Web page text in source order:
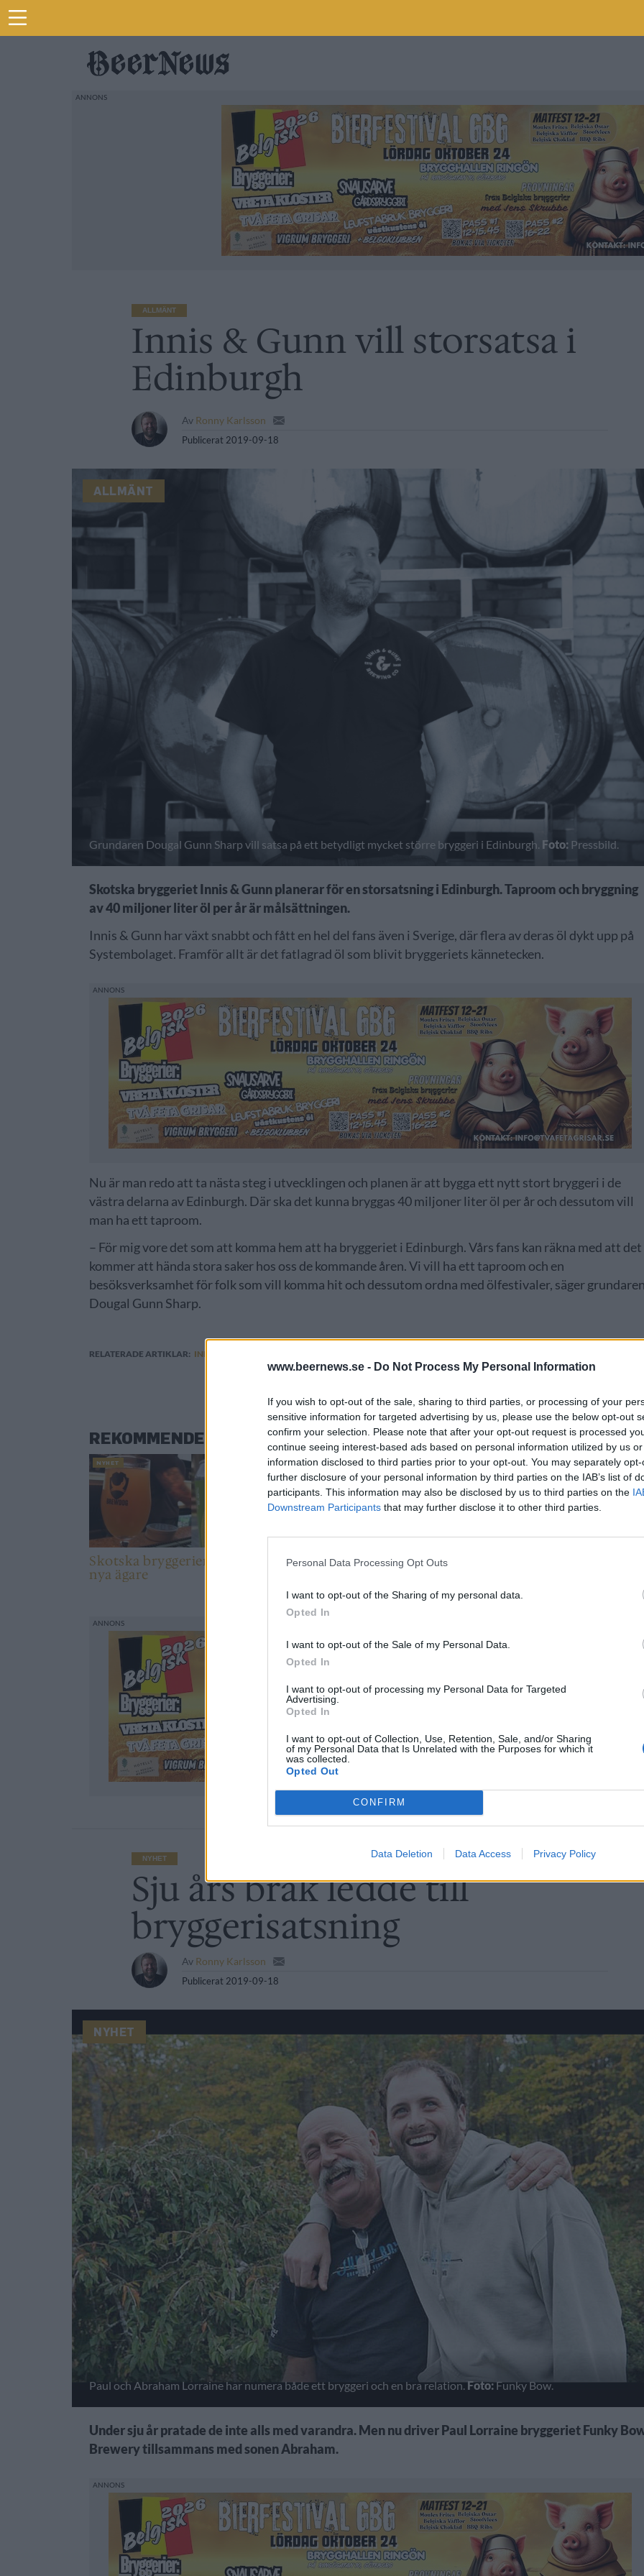
www.beernews.se - Do Not Process My Personal Information
If you wish to opt-out of the sale, sharing to third parties, or processing of your
sensitive information for targeted advertising by us, please use the below opt-out
confirm your selection. Please note that after your opt-out request is processed
continue seeing interest-based ads based on personal information utilized by us
information disclosed to third parties prior to your opt-out. You may separately
further disclosure of your personal information by third parties on the IAB’s list of
participants. This information may also be disclosed by us to third parties on the
Downstream Participants that may further disclose it to other third parties.
Personal Data Processing Opt Outs
I want to opt-out of the Sharing of my personal data.
Opted In
I want to opt-out of the Sale of my Personal Data.
Opted In
I want to opt-out of processing my Personal Data for Targeted
Advertising.
Opted In
I want to opt-out of Collection, Use, Retention, Sale, and/or Sharing
of my Personal Data that Is Unrelated with the Purposes for which it
was collected.
Opted Out
CONFIRM
Data Deletion Data Access Privacy Policy
ALLMÄNT
Innis & Gunn vill storsatsa i
Edinburgh
Av Ronny Karlsson
Publicerat 2019-09-18
ALLMÄNT
Grundaren Dougal Gunn Sharp vill satsa på ett betydligt mycket större bryggeri i Edinburgh. Foto: Pressbild.
Skotska bryggeriet Innis & Gunn planerar för en storsatsning i Edinburgh. Taproom och bryggning
av 40 miljoner liter öl per år är målsättningen.
Innis & Gunn har växt snabbt och fått en hel del fans även i Sverige, där flera av deras öl dykt upp på
Systembolaget. Framför allt är det fatlagrad öl som blivit bryggeriets kännetecken.
Nu är man redo att ta nästa steg i utvecklingen och planen är att bygga ett nytt stort bryggeri i de
västra delarna av Edinburgh. Där ska det kunna bryggas 40 miljoner liter öl per år och dessutom vill
man ha ett taproom.
– För mig vore det som att komma hem att ha bryggeriet i Edinburgh. Vårs fans kan räkna med att det
kommer att hända stora saker hos oss de kommande åren. Vi vill ha ett taproom och en
besöksverksamhet för folk som vill komma hit och dessutom ordna med ölfestivaler, säger
Dougal Gunn Sharp.
RELATERADE ARTIKLAR: INNIS & GUNN
REKOMMENDERAD LÄSNING
NYHET
Skotska bryggerier söker
nya ägare
NYHET
Skotska varningen – snart
ALLMÄNT
NYHET
Sju års bråk ledde till
bryggerisatsning
Av Ronny Karlsson
Publicerat 2019-09-18
NYHET
Paul och Abraham Lorraine har numera både ett bryggeri och en bra relation.Foto:Funky Bow.
Under sju år pratade de inte alls med varandra. Men nu driver Paul Lorraine bryggeriet Funky
Brewery tillsammans med sonen Abraham.